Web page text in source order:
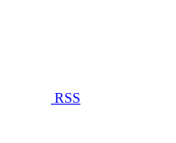
RSS